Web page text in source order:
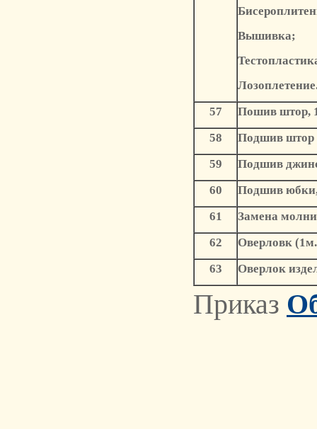
Вышивка;
57
Пошив штор,
58
Подшив штор
59
Подшив
60
Подшив
61
Замена
62
Оверловк
63
Оверлок
Приказ